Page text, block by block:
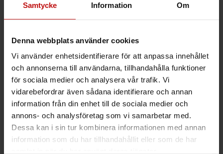
Samtycke Information Om
Denna webbplats använder cookies
Vi använder enhetsidentifierare för att anpassa innehållet
och annonserna till användarna, tillhandahålla funktioner
för sociala medier och analysera vår trafik. Vi
vidarebefordrar även sådana identifierare och annan
information från din enhet till de sociala medier och
annons- och analysföretag som vi samarbetar med.
Dessa kan i sin tur kombinera informationen med annan
information som du har tillhandahållit eller som de har
dörrarna. Dörrarna stänger som vanligt
ute allt oönskat med de tekniska
ljudreduktion 44dB, brandklass EI30 och
brandgas Sa&Sm. Skurk, oljud, os,
brand och brandgaser gör sig inte
besväret.